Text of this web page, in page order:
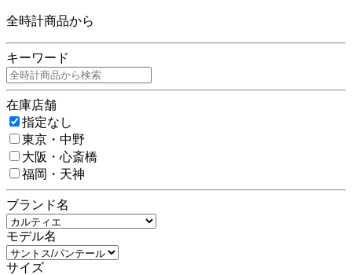
全時計商品から
キーワード
在庫店舗
指定なし
東京・中野
大阪・心斎橋
福岡・天神
ブランド名
モデル名
サイズ